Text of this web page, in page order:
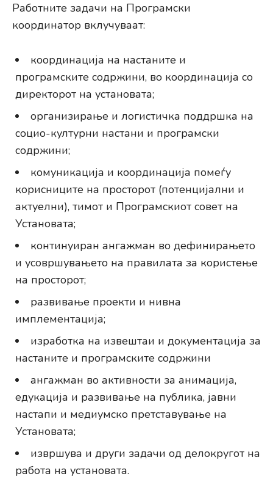
Работните задачи на Програмски
координатор вклучуваат:
координација на настаните и
програмските содржини, во координација со
директорот на установата;
организирање и логистичка поддршка на
социо-културни настани и програмски
содржини;
комуникација и координација помеѓу
корисниците на просторот (потенцијални и
актуелни), тимот и Програмскиот совет на
Установата;
континуиран ангажман во дефинирањето
и усовршувањето на правилата за користење
на просторот;
развивање проекти и нивна
имплементација;
изработка на извештаи и документација за
настаните и програмските содржини
ангажман во активности за анимација,
едукација и развивање на публика, јавни
настапи и медиумско претставување на
Установата;
извршува и други задачи од делокругот на
работа на установата.